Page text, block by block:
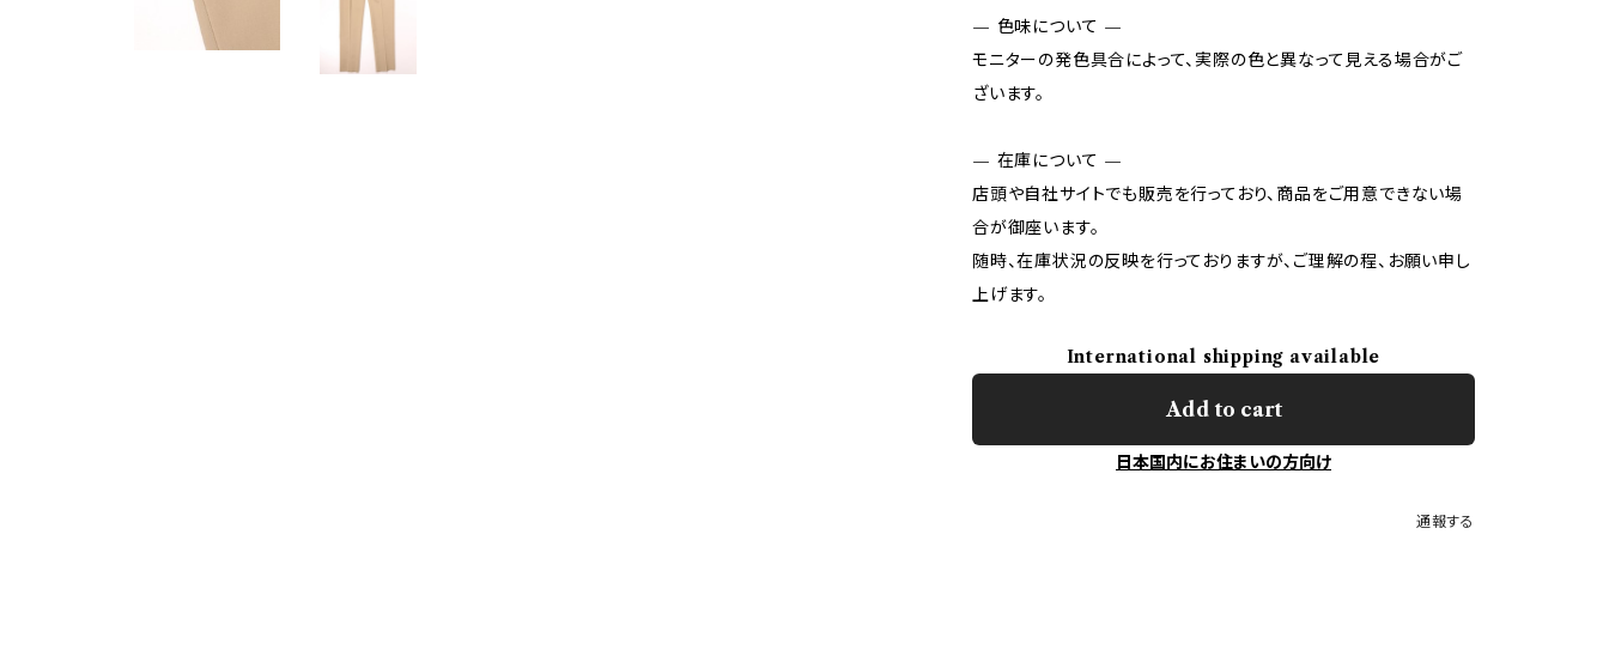
— 色味について —
モニターの発色具合によって、実際の色と異なって見える場合がご
ざいます。
— 在庫について —
店頭や自社サイトでも販売を行っており、商品をご用意できない場
合が御座います。
随時、在庫状況の反映を行っておりますが、ご理解の程、お願い申し
上げます。
International shipping available
Add to cart
日本国内にお住まいの方向け
通報する